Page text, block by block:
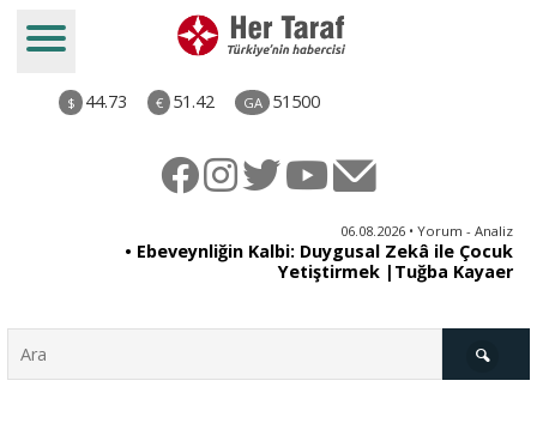
$ 44.73 € 51.42 GA 51500
06.08.2026 • Yorum - Analiz
• Ebeveynliğin Kalbi: Duygusal Zekâ ile Çocuk
Yetiştirmek |Tuğba Kayaer